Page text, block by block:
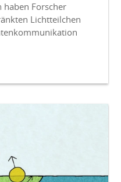
Forscher
Lichtteilchen